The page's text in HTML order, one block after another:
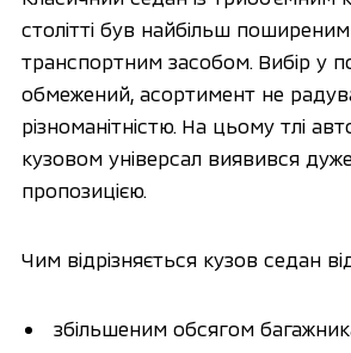
столітті був найбільш
транспортним засобом. Вибір у
обмежений, асортимент не
різноманітністю. На цьому тлі
кузовом універсал виявився
пропозицією.
Чим відрізняється кузов седан
збільшеним обсягом